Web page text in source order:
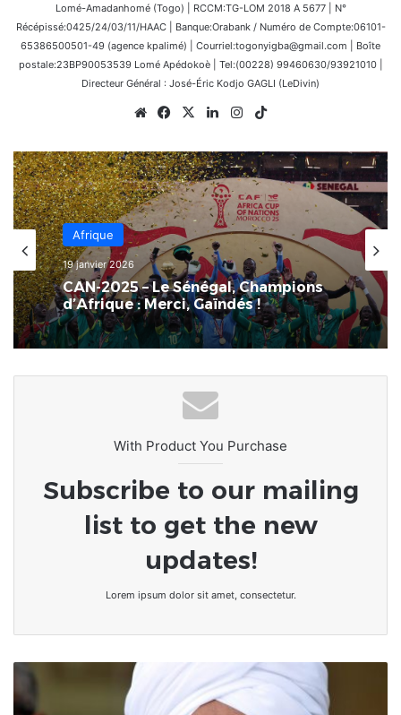
Lomé-Amadanhomé (Togo) | RCCM:TG-LOM 2018 A 5677 | N°
Récépissé:0425/24/03/11/HAAC | Banque:Orabank / Numéro de Compte:06101-
65386500501-49 (agence kpalimé) | Courriel:togonyigba@gmail.com | Boîte
postale:23BP90053539 Lomé Apédokoè | Tel:(00228) 99460630/93921010 |
Directeur Général : José-Éric Kodjo GAGLI (LeDivin)
WebsiteFacebook
X LinkedinInstagram
Afrique
19 janvier 2026
CAN-2025 – Le Sénégal, Champions
d’Afrique : Merci, Gaïndés !
With Product You Purchase
Subscribe to our mailing
list to get the new
updates!
Lorem ipsum dolor sit amet, consectetur.
Soudan:
Oumar